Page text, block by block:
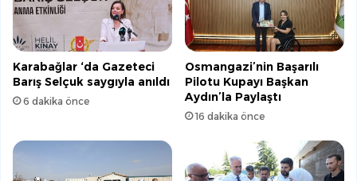
Karabağlar ‘da Gazeteci
Barış Selçuk saygıyla anıldı
6 dakika önce
Osmangazi’nin Başarılı
Pilotu Kupayı Başkan
Aydın’la Paylaştı
16 dakika önce